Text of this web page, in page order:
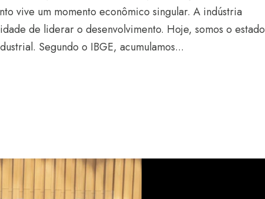
vive um momento econômico singular. A indústria
de liderar o desenvolvimento. Hoje, somos o estado
Segundo o IBGE, acumulamos...